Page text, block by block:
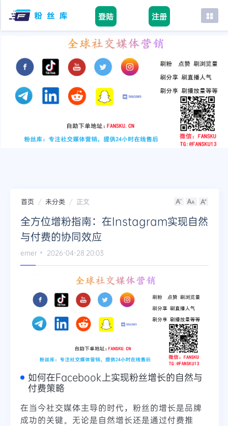
登陆 注册
首页
tiktok
youtube
instagram
首页 未分类 正文
全方位增粉指南：在Instagram实现自然
与付费的协同效应
emer 2026-04-28 20:03
如何在Facebook上实现粉丝增长的自然与
付费策略
在当今社交媒体主导的时代，粉丝的增长是品牌
成功的关键。无论是自然增长还是通过付费推